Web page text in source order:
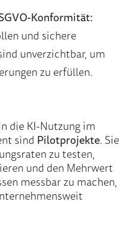
Konformität:
und sichere
unverzichtbar, um
zu erfüllen.
die KI-Nutzung im
sind Pilotprojekte. Sie
zu testen,
und den Mehrwert
messbar zu machen,